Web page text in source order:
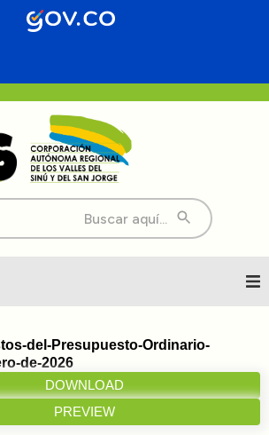
del-Presupuesto-Ordinario-
de-2026
DOWNLOAD
PREVIEW